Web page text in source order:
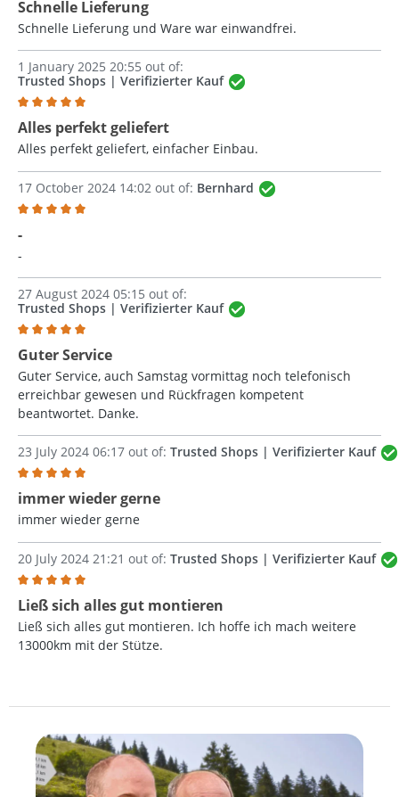
Schnelle Lieferung
Schnelle Lieferung und Ware war einwandfrei.
1 January 2025 20:55 out of:
Trusted Shops | Verifizierter Kauf
Review with rating of 5 out of 5 stars
Alles perfekt geliefert
Alles perfekt geliefert, einfacher Einbau.
17 October 2024 14:02 out of: Bernhard
-
-
27 August 2024 05:15 out of:
Trusted Shops | Verifizierter Kauf
Review with rating of 5 out of 5 stars
Guter Service
Guter Service, auch Samstag vormittag noch telefonisch
erreichbar gewesen und Rückfragen kompetent
beantwortet. Danke.
23 July 2024 06:17 out of: Trusted Shops | Verifizierter Kauf
Review with rating of 5 out of 5 stars
immer wieder gerne
immer wieder gerne
20 July 2024 21:21 out of: Trusted Shops | Verifizierter Kauf
Review with rating of 5 out of 5 stars
Ließ sich alles gut montieren
Ließ sich alles gut montieren. Ich hoffe ich mach weitere
13000km mit der Stütze.